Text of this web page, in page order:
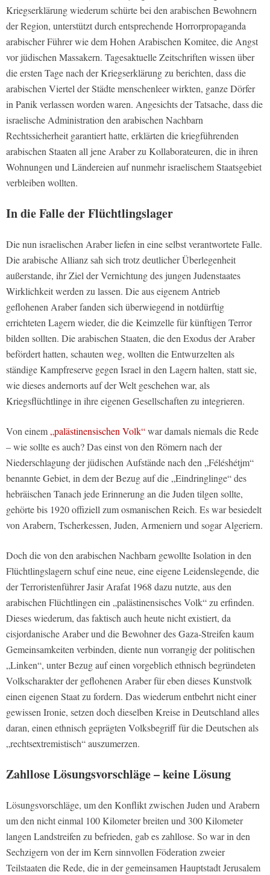
Kriegserklärung wiederum schürte bei den arabischen Bewohnern
der Region, unterstützt durch entsprechende Horrorpropaganda
arabischer Führer wie dem Hohen Arabischen Komitee, die Angst
vor jüdischen Massakern. Tagesaktuelle Zeitschriften wissen über
die ersten Tage nach der Kriegserklärung zu berichten, dass die
arabischen Viertel der Städte menschenleer wirkten, ganze Dörfer
in Panik verlassen worden waren. Angesichts der Tatsache, dass die
israelische Administration den arabischen Nachbarn
Rechtssicherheit garantiert hatte, erklärten die kriegführenden
arabischen Staaten all jene Araber zu Kollaborateuren, die in ihren
Wohnungen und Ländereien auf nunmehr israelischem Staatsgebiet
verbleiben wollten.
In die Falle der Flüchtlingslager
Die nun israelischen Araber liefen in eine selbst verantwortete Falle.
Die arabische Allianz sah sich trotz deutlicher Überlegenheit
außerstande, ihr Ziel der Vernichtung des jungen Judenstaates
Wirklichkeit werden zu lassen. Die aus eigenem Antrieb
geflohenen Araber fanden sich überwiegend in notdürftig
errichteten Lagern wieder, die die Keimzelle für künftigen Terror
bilden sollten. Die arabischen Staaten, die den Exodus der Araber
befördert hatten, schauten weg, wollten die Entwurzelten als
ständige Kampfreserve gegen Israel in den Lagern halten, statt sie,
wie dieses andernorts auf der Welt geschehen war, als
Kriegsflüchtlinge in ihre eigenen Gesellschaften zu integrieren.
Von einem„palästinensischen Volk“war damals niemals die Rede
– wie sollte es auch? Das einst von den Römern nach der
Niederschlagung der jüdischen Aufstände nach den „Féléshétjm“
benannte Gebiet, in dem der Bezug auf die „Eindringlinge“ des
hebräischen Tanach jede Erinnerung an die Juden tilgen sollte,
gehörte bis 1920 offiziell zum osmanischen Reich. Es war besiedelt
von Arabern, Tscherkessen, Juden, Armeniern und sogar Algeriern.
Doch die von den arabischen Nachbarn gewollte Isolation in den
Flüchtlingslagern schuf eine neue, eine eigene Leidenslegende, die
der Terroristenführer Jasir Arafat 1968 dazu nutzte, aus den
arabischen Flüchtlingen ein „palästinensisches Volk“ zu erfinden.
Dieses wiederum, das faktisch auch heute nicht existiert, da
cisjordanische Araber und die Bewohner des Gaza-Streifen kaum
Gemeinsamkeiten verbinden, diente nun vorrangig der politischen
„Linken“, unter Bezug auf einen vorgeblich ethnisch begründeten
Volkscharakter der geflohenen Araber für eben dieses Kunstvolk
einen eigenen Staat zu fordern. Das wiederum entbehrt nicht einer
gewissen Ironie, setzen doch dieselben Kreise in Deutschland alles
daran, einen ethnisch geprägten Volksbegriff für die Deutschen als
„rechtsextremistisch“ auszumerzen.
Zahllose Lösungsvorschläge – keine Lösung
Lösungsvorschläge, um den Konflikt zwischen Juden und Arabern
um den nicht einmal 100 Kilometer breiten und 300 Kilometer
langen Landstreifen zu befrieden, gab es zahllose. So war in den
Sechzigern von der im Kern sinnvollen Föderation zweier
Teilstaaten die Rede, die in der gemeinsamen Hauptstadt Jerusalem